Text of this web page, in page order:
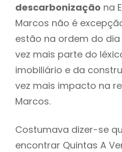
descarbonização na
Marcos não é
estão na ordem do
vez mais parte do
imobiliário e da
vez mais impacto na
Marcos.
Costumava dizer-se
encontrar Quintas A